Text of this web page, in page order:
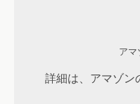
アマ
詳細は、アマゾン